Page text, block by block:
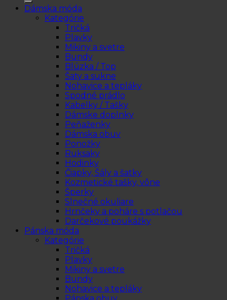
Dámska móda
Kategórie
Tričká
Plavky
Mikiny a svetre
Bundy
Blúzka / Top
Šaty a sukne
Nohavice a tepláky
Spodné prádlo
Kabelky / Tašky
Dámske doplnky
Peňaženky
Dámska obuv
Ponožky
Ruksaky
Hodinky
Čiapky, Šály a šatky
Kozmetické tašky, vône
Šperky
Slnečné okuliare
Hrnčeky a poháre s potlačou
Darčekové poukážky
Pánska móda
Kategórie
Tričká
Plavky
Mikiny a svetre
Bundy
Nohavice a tepláky